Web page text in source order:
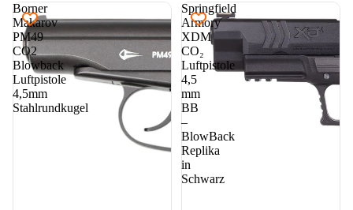
Borner
Makarov
PM49
CO2
Blowback
Luftpistole
4,5mm
Stahlrundkugel
Springfield
Armory
XDM
CO₂
Luftpistole
4,5
mm
BB
–
BlowBack
Replika
in
Schwarz